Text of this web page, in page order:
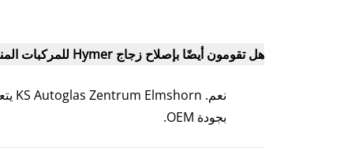
هل تقومون أيضًا بإصلاح زجاج Hymer للمركبات المنزلية؟
بجودة OEM.